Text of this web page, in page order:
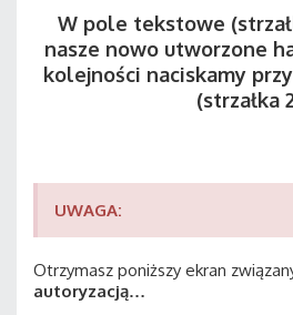
W pole tekstowe
nasze nowo utworzone
kolejności naciskamy
(strzałka
UWAGA:
Otrzymasz poniższy ekran
autoryzacją…